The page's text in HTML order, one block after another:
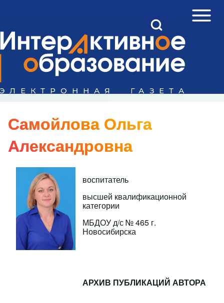
Поиск
Open Sidebar
Open Search Block
Самойлова Ольга
Александровна
воспитатель
высшей квалификационной
категории
МБДОУ д/с № 465 г.
Новосибирска
АРХИВ ПУБЛИКАЦИЙ АВТОРА